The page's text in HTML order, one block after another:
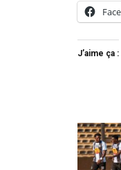
J’aime ça :